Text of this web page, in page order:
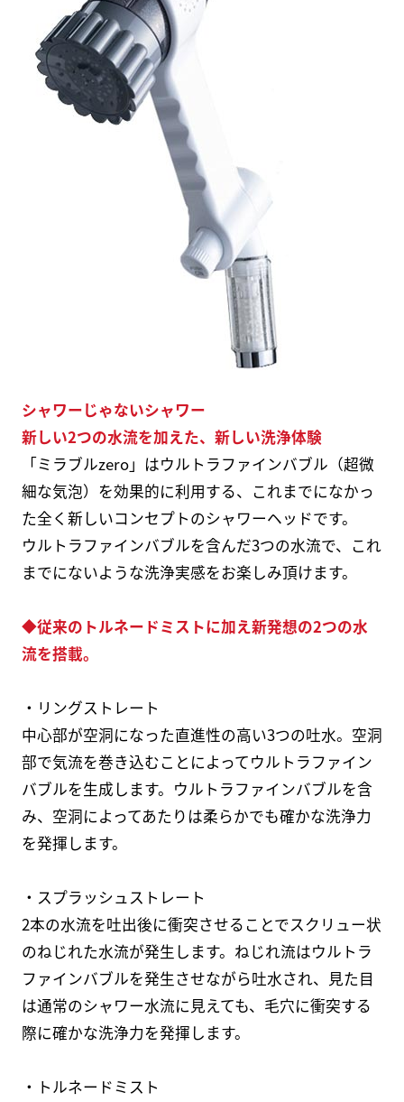
シャワーじゃないシャワー
新しい2つの水流を加えた、新しい洗浄体験
「ミラブルzero」はウルトラファインバブル（超微
細な気泡）を効果的に利用する、これまでになかっ
た全く新しいコンセプトのシャワーヘッドです。
ウルトラファインバブルを含んだ3つの水流で、これ
までにないような洗浄実感をお楽しみ頂けます。
◆従来のトルネードミストに加え新発想の2つの水
流を搭載。
・リングストレート
中心部が空洞になった直進性の高い3つの吐水。空洞
部で気流を巻き込むことによってウルトラファイン
バブルを生成します。ウルトラファインバブルを含
み、空洞によってあたりは柔らかでも確かな洗浄力
を発揮します。
・スプラッシュストレート
2本の水流を吐出後に衝突させることでスクリュー状
のねじれた水流が発生します。ねじれ流はウルトラ
ファインバブルを発生させながら吐水され、見た目
は通常のシャワー水流に見えても、毛穴に衝突する
際に確かな洗浄力を発揮します。
・トルネードミスト